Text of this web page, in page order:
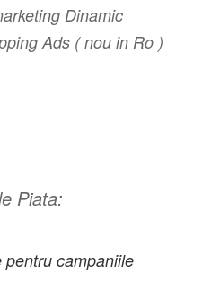
Dinamic
Ads ( nou in Ro )
Piata:
campaniile